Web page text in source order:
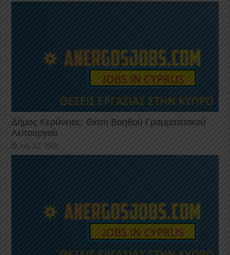
Δήμος Κερύνειας: Θέση Βοηθού Γραμματειακού
Λειτουργού
July 12, 2026